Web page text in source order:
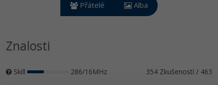
Copywriter
WordPress specialista
Algoritmy -41%
Umělá inteligence (AI)
Windows
Fórum
Přátelé Alba
Znalosti
Skill 286/16MHz 354 Zkušeností / 463